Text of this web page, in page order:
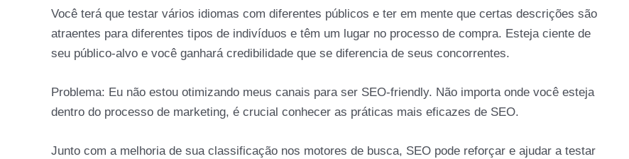
Você terá que testar vários idiomas com diferentes públicos e ter em mente que certas descrições são
atraentes para diferentes tipos de indivíduos e têm um lugar no processo de compra. Esteja ciente de
seu público-alvo e você ganhará credibilidade que se diferencia de seus concorrentes.
Problema: Eu não estou otimizando meus canais para ser SEO-friendly. Não importa onde você esteja
dentro do processo de marketing, é crucial conhecer as práticas mais eficazes de SEO.
Junto com a melhoria de sua classificação nos motores de busca, SEO pode reforçar e ajudar a testar